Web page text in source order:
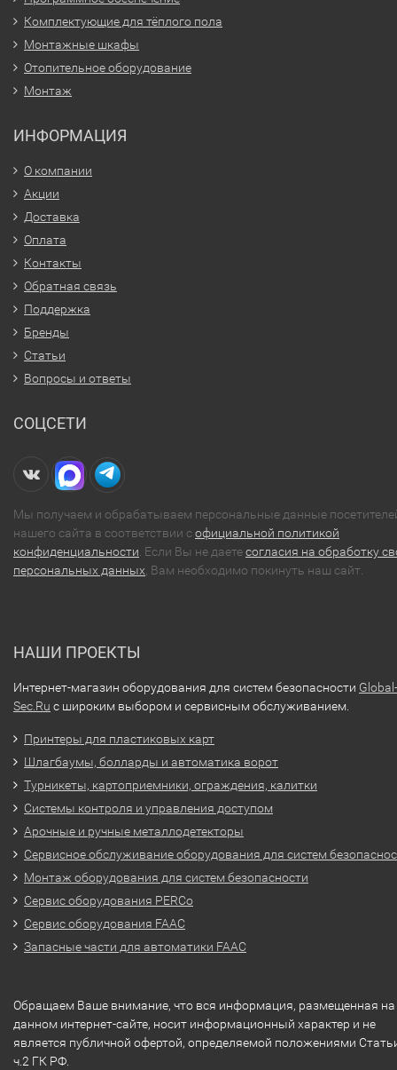
Комплектующие для тёплого пола
Монтажные шкафы
Отопительное оборудование
Монтаж
ИНФОРМАЦИЯ
О компании
Акции
Доставка
Оплата
Контакты
Обратная связь
Поддержка
Бренды
Статьи
Вопросы и ответы
СОЦСЕТИ
Мы получаем и обрабатываем персональные данные
нашего сайта в соответствии софициальной политикой
конфиденциальности. Если Вы не даетесогласия на обработку
персональных данных, Вам необходимо покинуть наш сайт.
НАШИ ПРОЕКТЫ
Интернет-магазин оборудования для систем безопасности Global-
Sec.Ru с широким выбором и сервисным обслуживанием.
Принтеры для пластиковых карт
Шлагбаумы, болларды и автоматика ворот
Турникеты, картоприемники, ограждения, калитки
Системы контроля и управления доступом
Арочные и ручные металлодетекторы
Сервисное обслуживание оборудования для систем
Монтаж оборудования для систем безопасности
Сервис оборудования PERCo
Сервис оборудования FAAC
Запасные части для автоматики FAAC
Обращаем Ваше внимание, что вся информация, размещенная на
данном интернет-сайте, носит информационный характер и не
является публичной офертой, определяемой положениями
ч.2 ГК РФ.